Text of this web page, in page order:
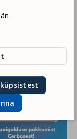
uutiset
ovat
Laillisesti
mahdollistavat